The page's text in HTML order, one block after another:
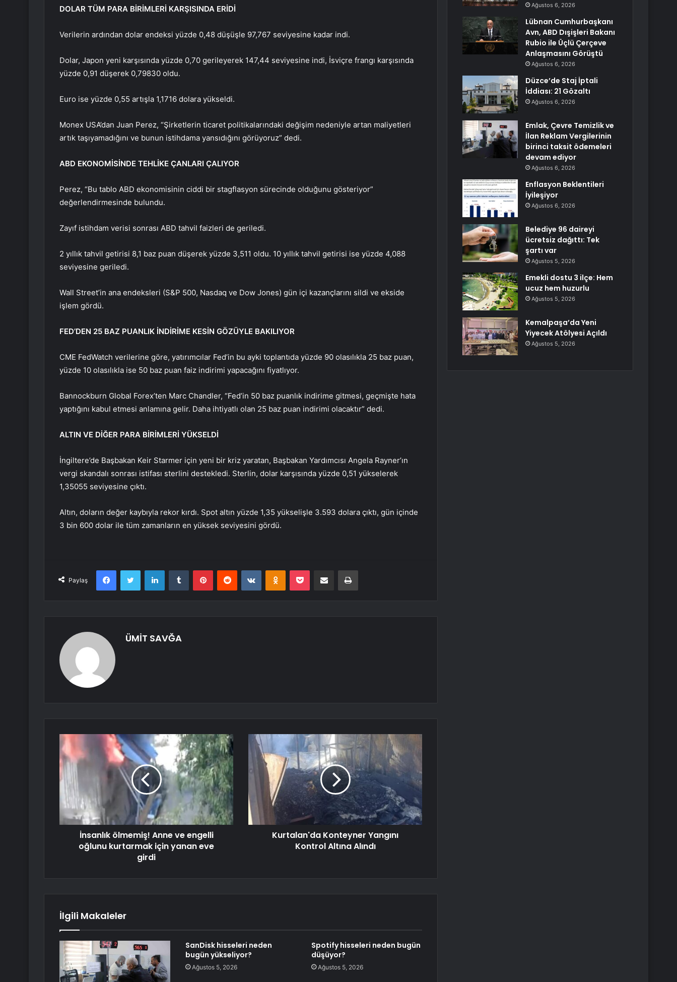
DOLAR TÜM PARA BİRİMLERİ KARŞISINDA ERİDİ
Verilerin ardından dolar endeksi yüzde 0,48 düşüşle 97,767 seviyesine kadar indi.
Dolar, Japon yeni karşısında yüzde 0,70 gerileyerek 147,44 seviyesine indi, İsviçre frangı karşısında
yüzde 0,91 düşerek 0,79830 oldu.
Euro ise yüzde 0,55 artışla 1,1716 dolara yükseldi.
Monex USA’dan Juan Perez, “Şirketlerin ticaret politikalarındaki değişim nedeniyle artan maliyetleri
artık taşıyamadığını ve bunun istihdama yansıdığını görüyoruz” dedi.
ABD EKONOMİSİNDE TEHLİKE ÇANLARI ÇALIYOR
Perez, “Bu tablo ABD ekonomisinin ciddi bir stagflasyon sürecinde olduğunu gösteriyor”
değerlendirmesinde bulundu.
Zayıf istihdam verisi sonrası ABD tahvil faizleri de geriledi.
2 yıllık tahvil getirisi 8,1 baz puan düşerek yüzde 3,511 oldu. 10 yıllık tahvil getirisi ise yüzde 4,088
seviyesine geriledi.
Wall Street’in ana endeksleri (S&P 500, Nasdaq ve Dow Jones) gün içi kazançlarını sildi ve ekside
işlem gördü.
FED’DEN 25 BAZ PUANLIK İNDİRİME KESİN GÖZÜYLE BAKILIYOR
CME FedWatch verilerine göre, yatırımcılar Fed’in bu ayki toplantıda yüzde 90 olasılıkla 25 baz puan,
yüzde 10 olasılıkla ise 50 baz puan faiz indirimi yapacağını fiyatlıyor.
Bannockburn Global Forex’ten Marc Chandler, “Fed’in 50 baz puanlık indirime gitmesi, geçmişte hata
yaptığını kabul etmesi anlamına gelir. Daha ihtiyatlı olan 25 baz puan indirimi olacaktır” dedi.
ALTIN VE DİĞER PARA BİRİMLERİ YÜKSELDİ
İngiltere’de Başbakan Keir Starmer için yeni bir kriz yaratan, Başbakan Yardımcısı Angela Rayner’ın
vergi skandalı sonrası istifası sterlini destekledi. Sterlin, dolar karşısında yüzde 0,51 yükselerek
1,35055 seviyesine çıktı.
Altın, doların değer kaybıyla rekor kırdı. Spot altın yüzde 1,35 yükselişle 3.593 dolara çıktı, gün içinde
3 bin 600 dolar ile tüm zamanların en yüksek seviyesini gördü.
Paylaş
FacebookTwitter LinkedInTumblr PinterestReddit VKontakteOdnoklassniki
Pocket E-Posta ile paylaş Yazdır
ÜMİT SAVĞA
İnsanlık ölmemiş! Anne ve engelli
oğlunu kurtarmak için yanan eve
girdi
Kurtalan'da Konteyner Yangını
Kontrol Altına Alındı
İlgili Makaleler
SanDisk hisseleri neden
bugün yükseliyor?
Ağustos 5, 2026
Spotify hisseleri neden bugün
düşüyor?
Ağustos 5, 2026
Ağustos 6, 2026
Lübnan Cumhurbaşkanı
Avn, ABD Dışişleri Bakanı
Rubio ile Üçlü Çerçeve
Anlaşmasını Görüştü
Ağustos 6, 2026
Düzce’de Staj İptali
İddiası: 21 Gözaltı
Ağustos 6, 2026
Emlak, Çevre Temizlik ve
İlan Reklam Vergilerinin
birinci taksit ödemeleri
devam ediyor
Ağustos 6, 2026
Enflasyon Beklentileri
İyileşiyor
Ağustos 6, 2026
Belediye 96 daireyi
ücretsiz dağıttı: Tek
şartı var
Ağustos 5, 2026
Emekli dostu 3 ilçe: Hem
ucuz hem huzurlu
Ağustos 5, 2026
Kemalpaşa’da Yeni
Yiyecek Atölyesi Açıldı
Ağustos 5, 2026